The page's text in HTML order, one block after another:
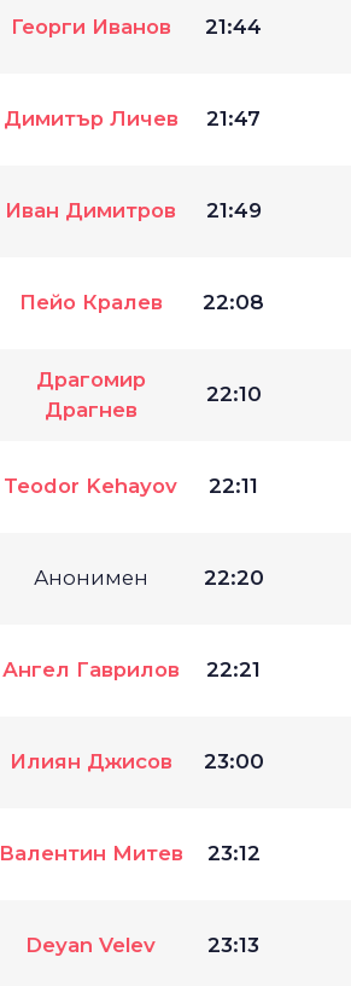
Георги Иванов 21:44
Димитър Личев 21:47
Иван Димитров 21:49
Пейо Кралев 22:08
Драгомир
Драгнев
22:10
Teodor Kehayov 22:11
Анонимен 22:20
Ангел Гаврилов 22:21
Илиян Джисов 23:00
Валентин Митев 23:12
Deyan Velev 23:13